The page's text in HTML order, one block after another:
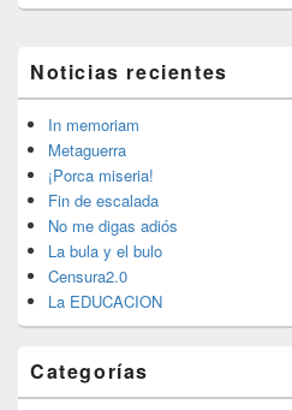
área
de
widget
barra
lateral
primaria
Noticias recientes
In memoriam
Metaguerra
¡Porca miseria!
Fin de escalada
No me digas adiós
La bula y el bulo
Censura2.0
La EDUCACION
Categorías